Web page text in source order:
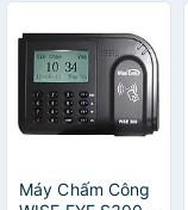
Máy Chấm Công